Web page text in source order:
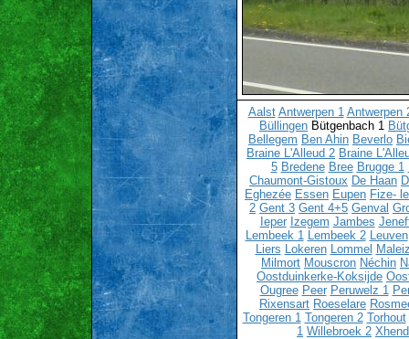
Aalst Antwerpen 1 Antwerpen
Büllingen Bütgenbach 1
Bellegem Ben Ahin Beverlo
Braine L'Alleud 2 Braine
5 Bredene Bree Brugge 1
Chaumont-Gistoux De Haan
Eghezée Essen Eupen Fize-
2 Gent 3 Gent 4+5 Genval
Ieper Izegem Jambes
Lembeek 1 Lembeek 2 Leuven
Liers Lokeren Lommel
Milmort Mouscron Néchin
Oostduinkerke-Koksijde
Ougree Peer Peruwelz 1
Rixensart Roeselare
Tongeren 1 Tongeren 2 Torhout
1 Willebroek 2